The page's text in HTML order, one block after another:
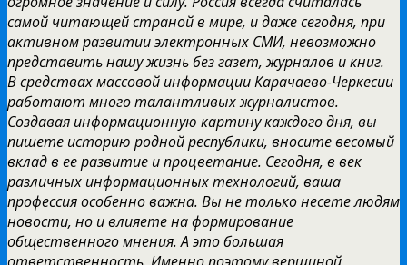
самой читающей страной в мире, и даже сегодня, при
активном развитии электронных СМИ, невозможно
представить нашу жизнь без газет, журналов и книг.
В средствах массовой информации Карачаево-Черкесии
работают много талантливых журналистов.
Создавая информационную картину каждого дня, вы
пишете историю родной республики, вносите весомый
вклад в ее развитие и процветание. Сегодня, в век
различных информационных технологий, ваша
профессия особенно важна. Вы не только несете людям
новости, но и влияете на формирование
общественного мнения. А это большая